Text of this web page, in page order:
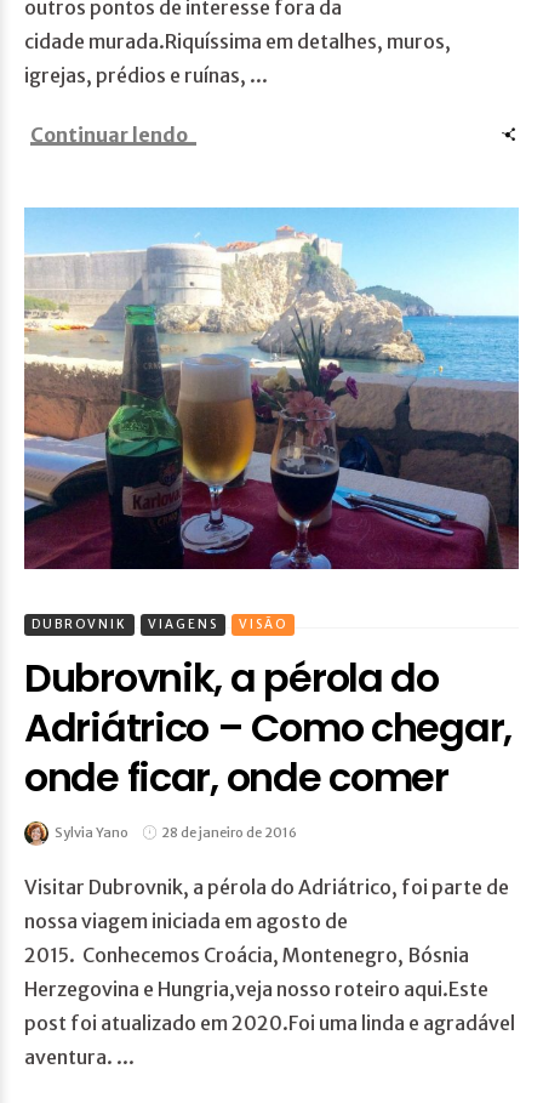
outros pontos de interesse fora da
cidade murada.Riquíssima em detalhes, muros,
igrejas, prédios e ruínas, ...
Continuar lendo
DUBROVNIK VIAGENS VISÃO
Dubrovnik, a pérola do
Adriátrico – Como chegar,
onde ficar, onde comer
Sylvia Yano 28 de janeiro de 2016
Visitar Dubrovnik, a pérola do Adriátrico, foi parte de
nossa viagem iniciada em agosto de
2015. Conhecemos Croácia, Montenegro, Bósnia
Herzegovina e Hungria,veja nosso roteiro aqui.Este
post foi atualizado em 2020.Foi uma linda e agradável
aventura. ...